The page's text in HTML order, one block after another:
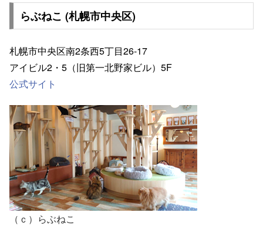
らぶねこ (札幌市中央区)
札幌市中央区南2条西5丁目26-17
アイビル2・5（旧第一北野家ビル）5F
公式サイト
（ｃ）らぶねこ